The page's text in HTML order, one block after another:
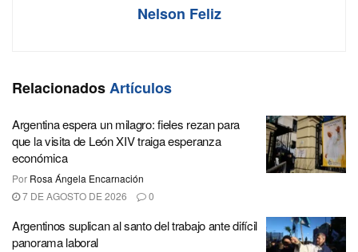
Nelson Feliz
RelacionadosArtículos
Argentina espera un milagro: fieles rezan para
que la visita de León XIV traiga esperanza
económica
Por Rosa Ángela Encarnación
7 DE AGOSTO DE 2026
0
Argentinos suplican al santo del trabajo ante difícil
panorama laboral